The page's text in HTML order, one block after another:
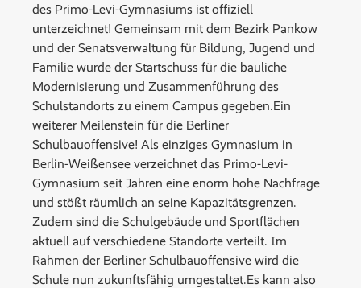
des Primo-Levi-Gymnasiums ist offiziell
unterzeichnet! Gemeinsam mit dem Bezirk Pankow
und der Senatsverwaltung für Bildung, Jugend und
Familie wurde der Startschuss für die bauliche
Modernisierung und Zusammenführung des
Schulstandorts zu einem Campus gegeben.Ein
weiterer Meilenstein für die Berliner
Schulbauoffensive! Als einziges Gymnasium in
Berlin-Weißensee verzeichnet das Primo-Levi-
Gymnasium seit Jahren eine enorm hohe Nachfrage
und stößt räumlich an seine Kapazitätsgrenzen.
Zudem sind die Schulgebäude und Sportflächen
aktuell auf verschiedene Standorte verteilt. Im
Rahmen der Berliner Schulbauoffensive wird die
Schule nun zukunftsfähig umgestaltet.Es kann also